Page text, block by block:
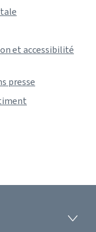
et accessibilité
presse